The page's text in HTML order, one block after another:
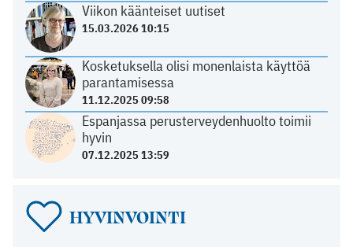
Viikon käänteiset uutiset
15.03.2026 10:15
Kosketuksella olisi monenlaista käyttöä
parantamisessa
11.12.2025 09:58
Espanjassa perusterveydenhuolto toimii
hyvin
07.12.2025 13:59
HYVINVOINTI